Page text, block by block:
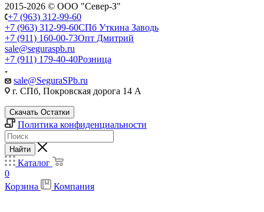
2015-2026 © ООО "Север-З"
+7 (963) 312-99-60
+7 (963) 312-99-60СПб Уткина Заводь
+7 (911) 160-00-73Опт Дмитрий
sale@seguraspb.ru
+7 (911) 179-40-40Розница
sale@SeguraSPb.ru
г. СПб, Покровская дорога 14 А
Скачать Остатки
Политика конфиденциальности
Найти
Каталог
0
Корзина
Компания